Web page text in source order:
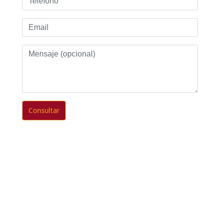
Email
Mensaje
Consultar